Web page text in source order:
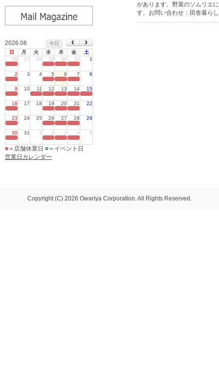
2026.08
今日
日
月 火 水 木 金
土
26
27 28 29 30 31 1
2 3 4 5 6 7 8
9 10 11 12 13 14 15
16 17 18 19 20 21 22
23 24 25 26 27 28 29
30 31 1 2 3 4 5
■ ＝店舗休業日 ■ ＝イベント日
営業日カレンダー
があります。野菜のソムリエ
す。お問い合わせ：田舎暮
Copyright (C) 2026 Owariya Corporation. All Rights Reserved.